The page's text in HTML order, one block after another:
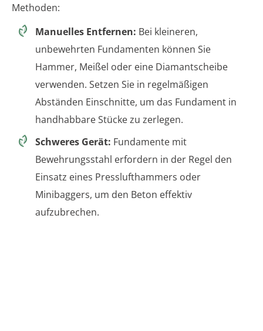
Methoden:
Manuelles Entfernen: Bei kleineren,
unbewehrten Fundamenten können Sie
Hammer, Meißel oder eine Diamantscheibe
verwenden. Setzen Sie in regelmäßigen
Abständen Einschnitte, um das Fundament in
handhabbare Stücke zu zerlegen.
Schweres Gerät: Fundamente mit
Bewehrungsstahl erfordern in der Regel den
Einsatz eines Presslufthammers oder
Minibaggers, um den Beton effektiv
aufzubrechen.